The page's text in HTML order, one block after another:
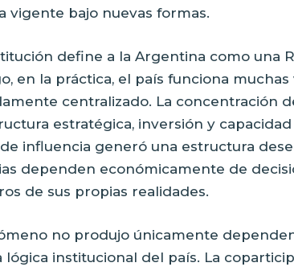
vigente bajo nuevas formas.
define a la Argentina como una
en la práctica, el país funciona
centralizado. La concentración
estratégica, inversión y
influencia generó una estructura
dependen económicamente de
de sus propias realidades.
no produjo únicamente
lógica institucional del país. La